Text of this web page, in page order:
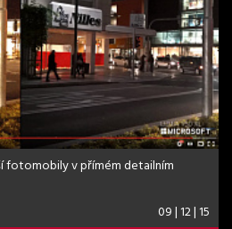
fotomobily v přímém detailním
09 | 12 | 15